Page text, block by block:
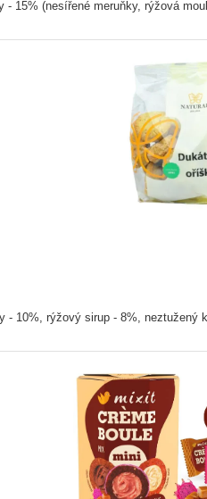
(nesířené meruňky, rýžová
10%, rýžový sirup - 8%, neztužený